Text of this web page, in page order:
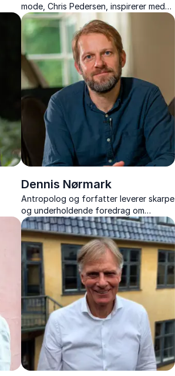
mode, Chris Pedersen, inspirerer med
foredrag om mode, kultur og samfund
– altid med kant og humor.
Dennis Nørmark
Antropolog og forfatter leverer skarpe
og underholdende foredrag om
pseudoarbejde, kulturforståelse og
fremtidens arbejdsmarked.